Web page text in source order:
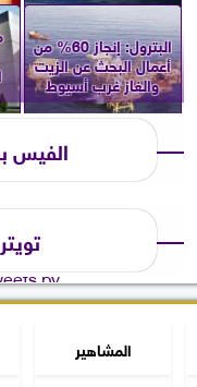
البترول: إنجاز 60% من
أعمال البحث عن الزيت
والغاز غرب أسيوط
الفيس
تويتر
by
المشاهير